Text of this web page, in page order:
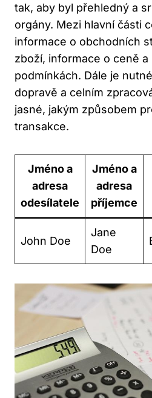
tak, aby byl přehledný a
orgány. Mezi hlavní části
informace o obchodních
zboží, informace o ceně a
podmínkách. Dále je
dopravě a celním
jasné, jakým způsobem
transakce.
Jméno a
adresa
odesílatele
Jméno a
adresa
příjemce
John Doe
Jane
Doe